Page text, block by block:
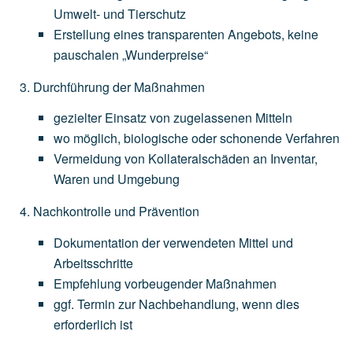
Umwelt- und Tierschutz
Erstellung einestransparenten Angebots, keine
pauschalen „Wunderpreise“
Durchführung der Maßnahmen
gezielter Einsatzvon zugelassenen Mitteln
wo möglich, biologischeoderschonendeVerfahren
Vermeidung von Kollateralschäden an Inventar,
Waren und Umgebung
Nachkontrolle und Prävention
Dokumentation derverwendeten Mittel und
Arbeitsschritte
Empfehlung vorbeugender Maßnahmen
ggf. Termin zur Nachbehandlung, wenn dies
erforderlich ist